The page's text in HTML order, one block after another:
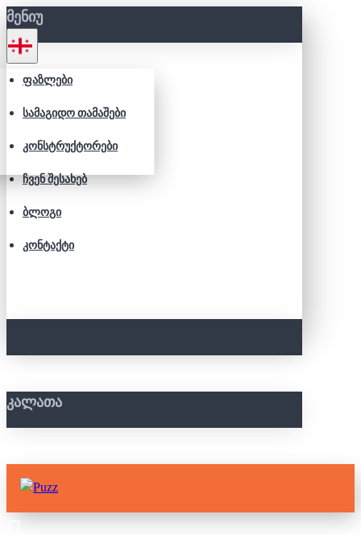
ᲛᲔᲜᲘᲣ
ᲤᲐᲖᲚᲔᲑᲘ
ᲡᲐᲛᲐᲒᲘᲓᲝ ᲗᲐᲛᲐᲨᲔᲑᲘ
ᲙᲝᲜᲡᲢᲠᲣᲥᲢᲝᲠᲔᲑᲘ
ᲩᲕᲔᲜ ᲨᲔᲡᲐᲮᲔᲑ
ᲑᲚᲝᲒᲘ
ᲙᲝᲜᲢᲐᲥᲢᲘ
ᲙᲐᲚᲐᲗᲐ